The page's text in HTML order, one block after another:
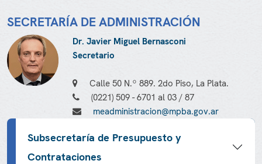
SECRETARÍA DE ADMINISTRACIÓN
Dr. Javier Miguel Bernasconi
Secretario
Calle 50 N.º 889. 2do Piso, La Plata.
(0221) 509 - 6701 al 03 / 87
meadministracion@mpba.gov.ar
Subsecretaría de Presupuesto y
Contrataciones